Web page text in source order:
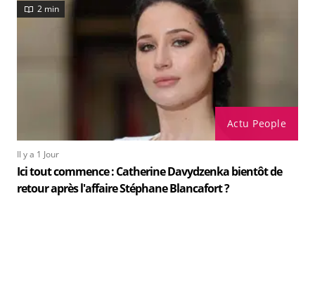
Actu People
2 min
Il y a 1 Jour
Ici tout commence : Catherine Davydzenka bientôt de
retour après l'affaire Stéphane Blancafort ?